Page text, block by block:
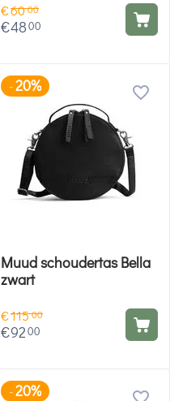
€6000
€4800
-20%
Muud schoudertas Bella
zwart
€11500
€9200
-20%